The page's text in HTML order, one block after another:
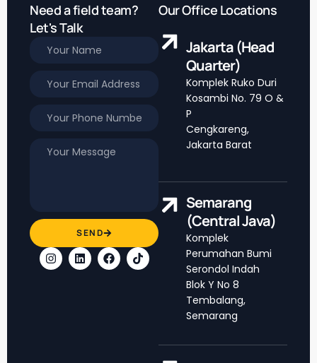
Need a field team?
Let's Talk
SEND
Our Office Locations
Jakarta (Head
Quarter)
Komplek Ruko Duri
Kosambi No. 79 O &
P
Cengkareng,
Jakarta Barat
Semarang
(Central Java)
Komplek
Perumahan Bumi
Serondol Indah
Blok Y No 8
Tembalang,
Semarang